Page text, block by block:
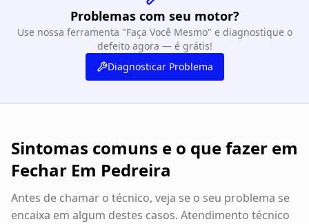
Problemas com seu motor?
Use nossa ferramenta "Faça Você Mesmo" e diagnostique o
defeito agora — é grátis!
Diagnosticar Problema
Sintomas comuns e o que fazer em
Fechar Em Pedreira
Antes de chamar o técnico, veja se o seu problema se
encaixa em algum destes casos. Atendimento técnico